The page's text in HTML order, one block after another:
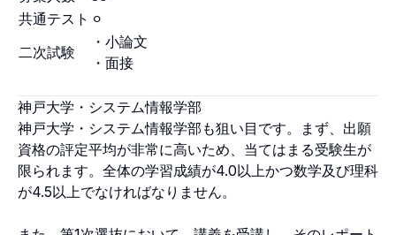
共通テスト ⚪︎
二次試験
・小論文
・面接
神戸大学・システム情報学部
神戸大学・システム情報学部も狙い目です。まず、出願
資格の評定平均が非常に高いため、当てはまる受験生が
限られます。全体の学習成績が4.0以上かつ数学及び理科
が4.5以上でなければなりません。